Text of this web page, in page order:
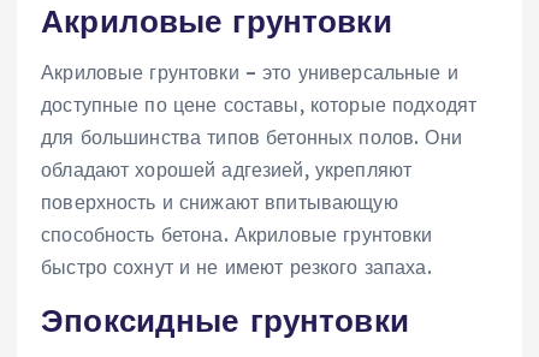
Акриловые грунтовки
Акриловые грунтовки – это универсальные и
доступные по цене составы, которые подходят
для большинства типов бетонных полов. Они
обладают хорошей адгезией, укрепляют
поверхность и снижают впитывающую
способность бетона. Акриловые грунтовки
быстро сохнут и не имеют резкого запаха.
Эпоксидные грунтовки